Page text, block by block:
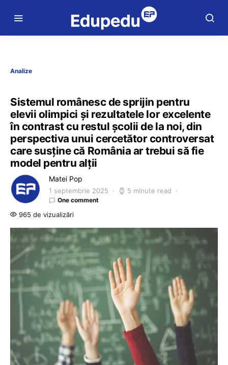
Analize
Sistemul românesc de sprijin pentru
elevii olimpici și rezultatele lor excelente
în contrast cu restul școlii de la noi, din
perspectiva unui cercetător controversat
care susține că România ar trebui să fie
model pentru alții
Matei Pop
1 septembrie 2025 5 minute read
One comment
965 de vizualizări